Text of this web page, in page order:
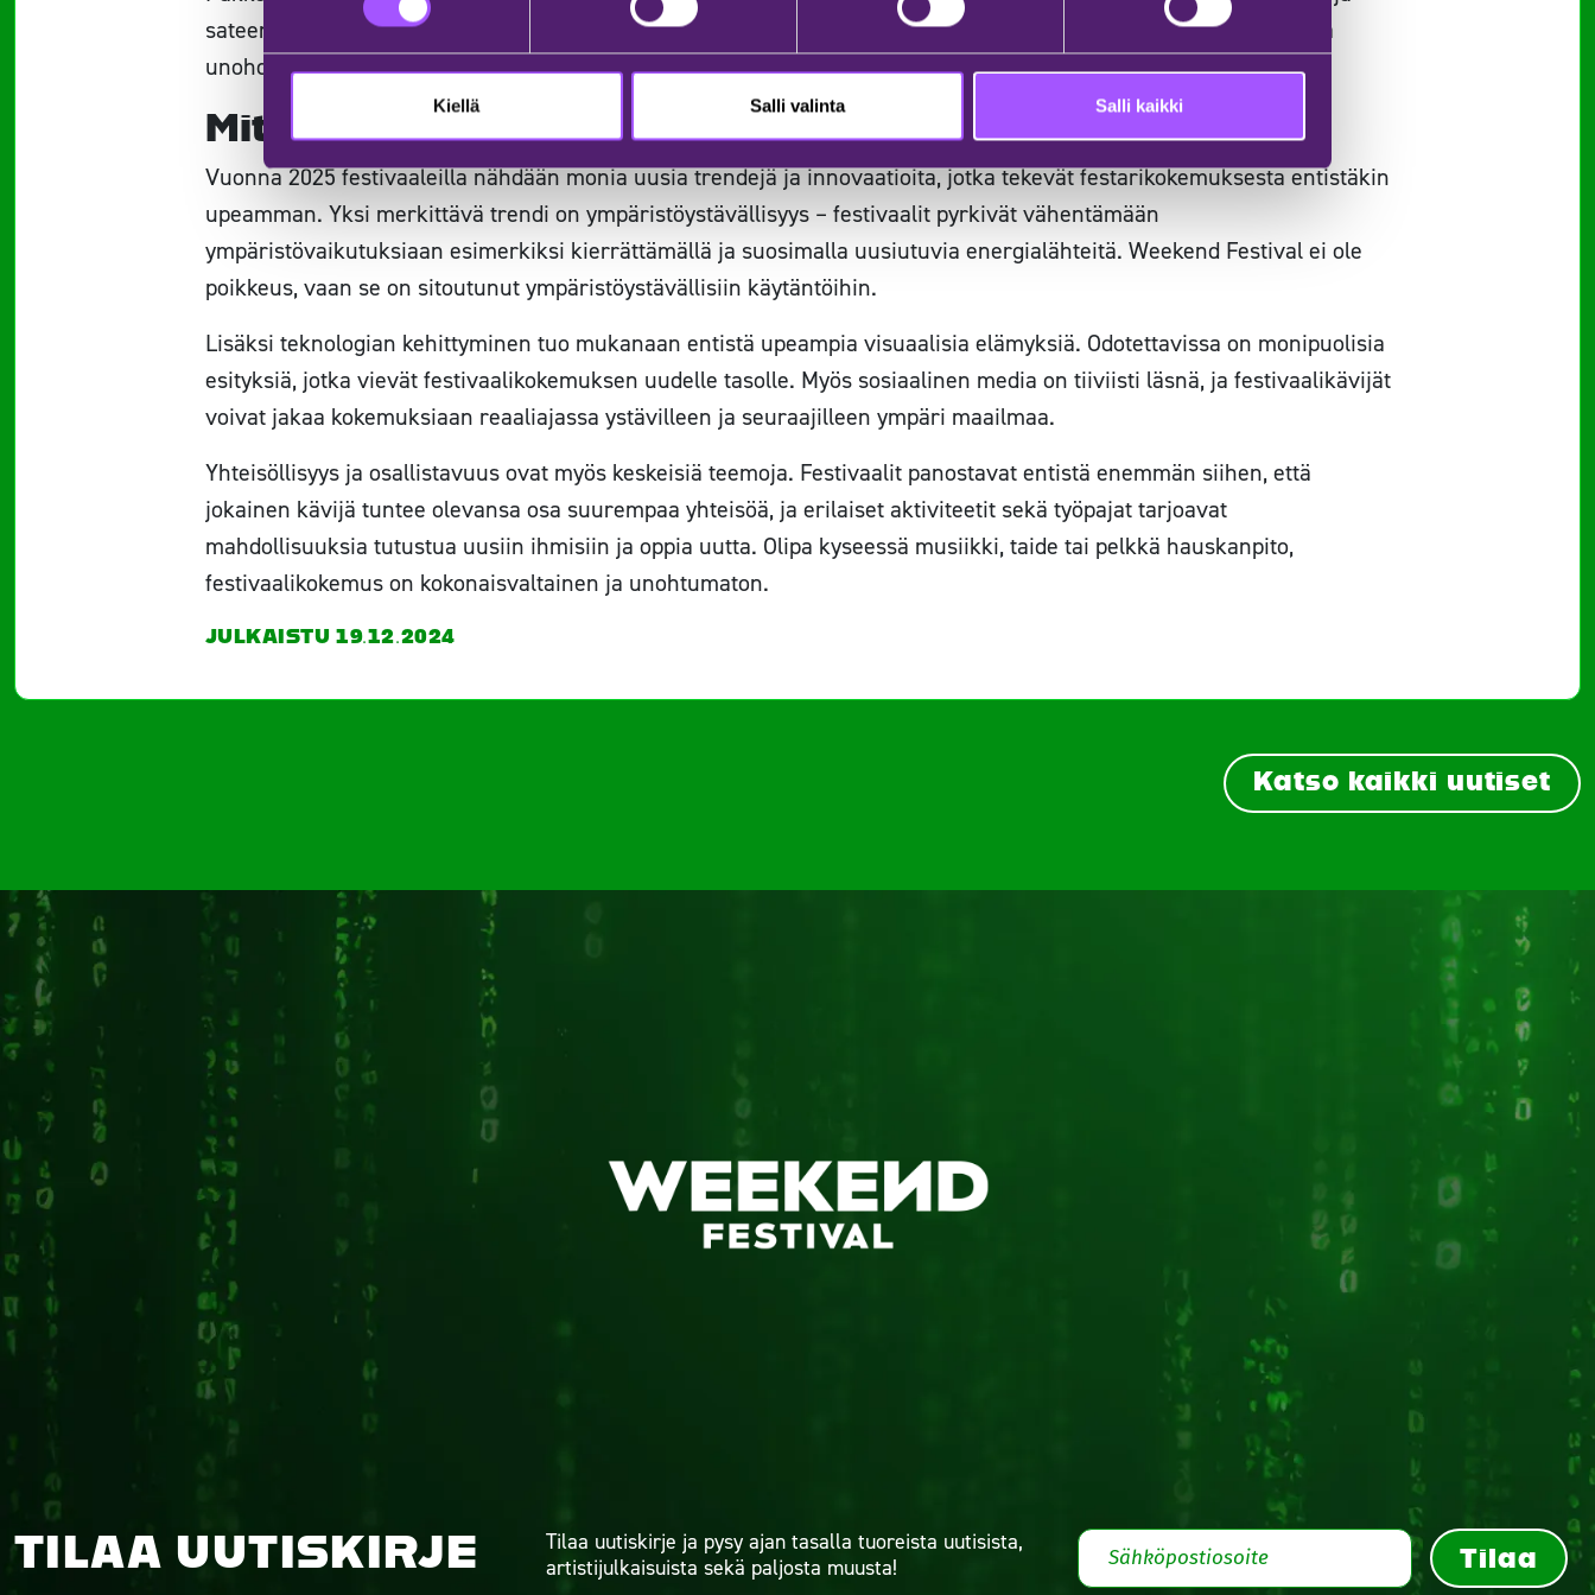
Kiellä Salli valinta Salli kaikki
sateenvarjoja. Varaudu sään vaihteluihin ja pakkaa mukaan kevyitä vaatteita sekä lämpimämpiä kerroksia. Ja älä
unohda hyviä kenkiä – tanssimista on luvassa paljon!
Mitkä ovat keskeiset trendit festivaaleilla vuonna 2025?
Vuonna 2025 festivaaleilla nähdään monia uusia trendejä ja innovaatioita, jotka tekevät festarikokemuksesta entistäkin
upeamman. Yksi merkittävä trendi on ympäristöystävällisyys – festivaalit pyrkivät vähentämään
ympäristövaikutuksiaan esimerkiksi kierrättämällä ja suosimalla uusiutuvia energialähteitä. Weekend Festival ei ole
poikkeus, vaan se on sitoutunut ympäristöystävällisiin käytäntöihin.
Lisäksi teknologian kehittyminen tuo mukanaan entistä upeampia visuaalisia elämyksiä. Odotettavissa on monipuolisia
esityksiä, jotka vievät festivaalikokemuksen uudelle tasolle. Myös sosiaalinen media on tiiviisti läsnä, ja festivaalikävijät
voivat jakaa kokemuksiaan reaaliajassa ystävilleen ja seuraajilleen ympäri maailmaa.
Yhteisöllisyys ja osallistavuus ovat myös keskeisiä teemoja. Festivaalit panostavat entistä enemmän siihen, että
jokainen kävijä tuntee olevansa osa suurempaa yhteisöä, ja erilaiset aktiviteetit sekä työpajat tarjoavat
mahdollisuuksia tutustua uusiin ihmisiin ja oppia uutta. Olipa kyseessä musiikki, taide tai pelkkä hauskanpito,
festivaalikokemus on kokonaisvaltainen ja unohtumaton.
JULKAISTU 19.12.2024
Katso kaikki uutiset
TILAA UUTISKIRJE
Tilaa uutiskirje ja pysy ajan tasalla tuoreista uutisista,
artistijulkaisuista sekä paljosta muusta!
Tilaa